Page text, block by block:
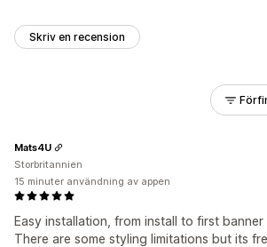
Skriv en recension
Easy installation, from install to first
There are some styling limitations but its
Mats4U
Storbritannien
15 minuter användning av appen